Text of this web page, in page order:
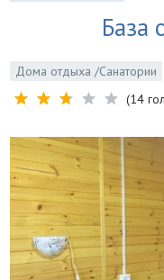
База
Дома отдыха /Санатории
(14